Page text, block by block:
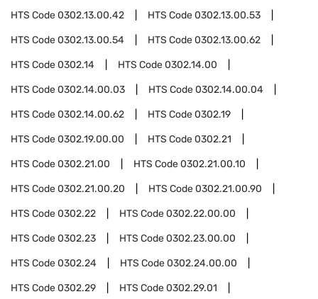
HTS Code0302.13.00.42 HTS Code0302.13.00.53
HTS Code0302.13.00.54 HTS Code0302.13.00.62
HTS Code0302.14 HTS Code0302.14.00
HTS Code0302.14.00.03 HTS Code0302.14.00.04
HTS Code0302.14.00.62 HTS Code0302.19
HTS Code0302.19.00.00 HTS Code0302.21
HTS Code0302.21.00 HTS Code0302.21.00.10
HTS Code0302.21.00.20 HTS Code0302.21.00.90
HTS Code0302.22 HTS Code0302.22.00.00
HTS Code0302.23 HTS Code0302.23.00.00
HTS Code0302.24 HTS Code0302.24.00.00
HTS Code0302.29 HTS Code0302.29.01